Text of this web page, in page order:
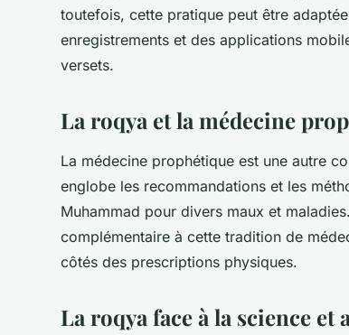
toutefois, cette pratique peut être
enregistrements et des applications
versets.
La roqya et la médecine
La médecine prophétique est une autre
englobe les recommandations et les
Muhammad pour divers maux et
complémentaire à cette tradition de
côtés des prescriptions physiques.
La roqya face à la science et